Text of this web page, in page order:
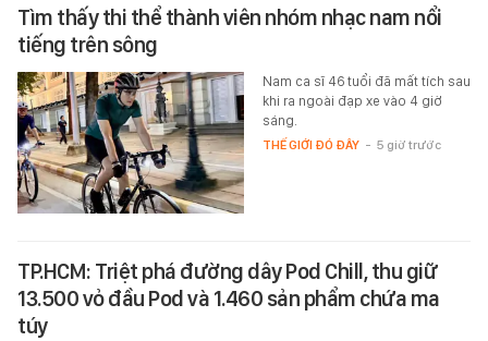
Tìm thấy thi thể thành viên nhóm nhạc nam nổi
tiếng trên sông
Nam ca sĩ 46 tuổi đã mất tích sau
khi ra ngoài đạp xe vào 4 giờ
sáng.
THẾ GIỚI ĐÓ ĐÂY - 5 giờ trước
TP.HCM: Triệt phá đường dây Pod Chill, thu giữ
13.500 vỏ đầu Pod và 1.460 sản phẩm chứa ma
túy